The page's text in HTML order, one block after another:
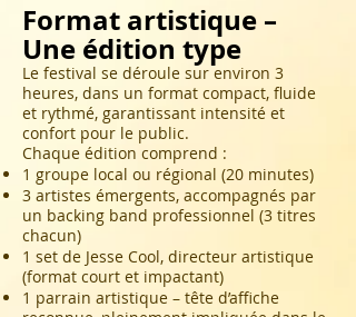
Format artistique –
Une édition type
Le festival se déroule sur environ 3
heures, dans un format compact, fluide
et rythmé, garantissant intensité et
confort pour le public.
Chaque édition comprend :
1 groupe local ou régional (20 minutes)
3 artistes émergents, accompagnés par
un backing band professionnel (3 titres
chacun)
1 set de Jesse Cool, directeur artistique
(format court et impactant)
1 parrain artistique – tête d’affiche